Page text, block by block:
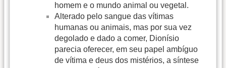
homem e o mundo animal ou vegetal.
Alterado pelo sangue das vítimas
humanas ou animais, mas por sua vez
degolado e dado a comer, Dionísio
parecia oferecer, em seu papel ambíguo
de vítima e deus dos mistérios, a síntese